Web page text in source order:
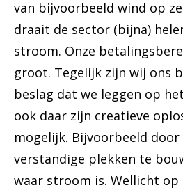
van bijvoorbeeld wind op
draait de sector (bijna)
stroom. Onze
groot. Tegelijk zijn wij ons
beslag dat we leggen op
ook daar zijn creatieve
mogelijk. Bijvoorbeeld
verstandige plekken te
waar stroom is. Wellicht op